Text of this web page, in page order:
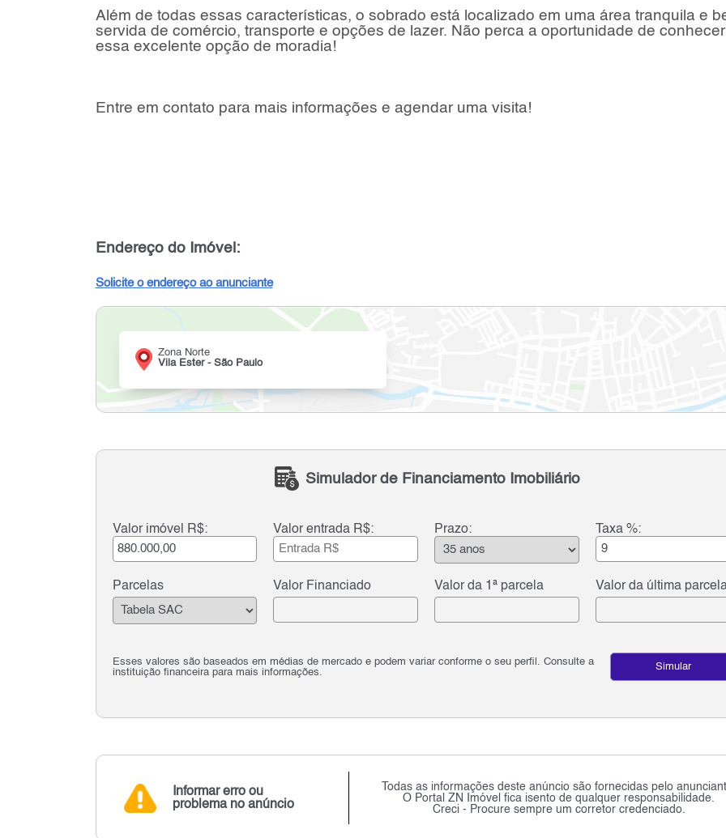
Além de todas essas características, o sobrado está localizado em uma área tranquila e
servida de comércio, transporte e opções de lazer. Não perca a oportunidade de conhecer
essa excelente opção de moradia!
Entre em contato para mais informações e agendar uma visita!
Endereço do Imóvel:
Solicite o endereço ao anunciante
Zona Norte
Vila Ester - São Paulo
Simulador de Financiamento Imobiliário
Valor imóvel R$: Valor entrada R$: Prazo: Taxa %:
Parcelas Valor Financiado Valor da 1ª parcela Valor da última
Esses valores são baseados em médias de mercado e podem variar conforme o seu perfil. Consulte a
instituição financeira para mais informações.
Simular
Informar erro ou
problema no anúncio
Todas as informações deste anúncio são fornecidas pelo
O Portal ZN Imóvel fica isento de qualquer responsabilidade.
Creci - Procure sempre um corretor credenciado.